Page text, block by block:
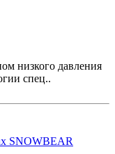
низкого давления
спец..